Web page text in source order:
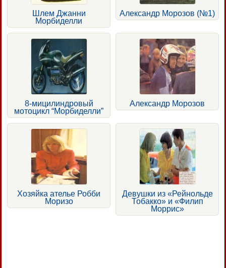
Шлем Джанни
Морбиделли
Александр Морозов (№1)
8-мицилиндровый
мотоцикл “Морбиделли”
Александр Морозов
Хозяйка ателье Робби
Моризо
Девушки из «Рейнольде
Тобакко» и «Филип
Моррис»